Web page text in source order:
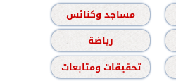
مساجد وكنائس
رياضة
تحقيقات ومتابعات